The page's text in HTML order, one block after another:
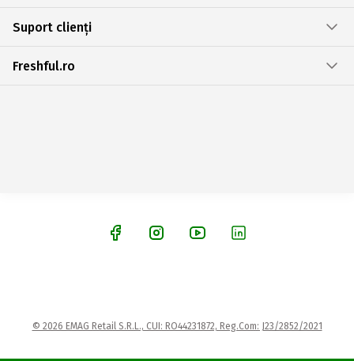
Suport clienți
Freshful.ro
© 2026 EMAG Retail S.R.L., CUI: RO44231872, Reg.Com: J23/2852/2021